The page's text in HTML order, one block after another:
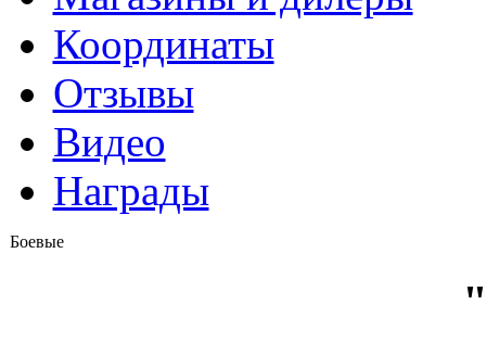
Координаты
Отзывы
Видео
Награды
Боевые